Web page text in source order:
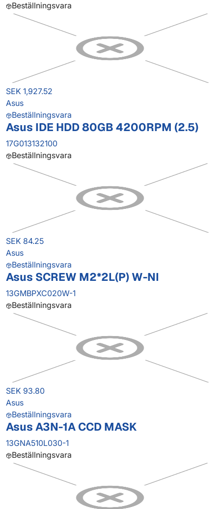
Beställningsvara
SEK 1,927.52
Asus
Beställningsvara
Asus IDE HDD 80GB 4200RPM (2.5)
17G013132100
Beställningsvara
SEK 84.25
Asus
Beställningsvara
Asus SCREW M2*2L(P) W-NI
13GMBPXC020W-1
Beställningsvara
SEK 93.80
Asus
Beställningsvara
Asus A3N-1A CCD MASK
13GNA510L030-1
Beställningsvara